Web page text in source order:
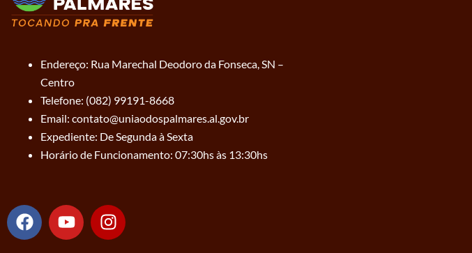
Endereço: Rua Marechal Deodoro da Fonseca, SN –
Centro
Telefone: (082) 99191-8668
Email: contato@uniaodospalmares.al.gov.br
Expediente: De Segunda à Sexta
Horário de Funcionamento: 07:30hs às 13:30hs
F
a
Y
o
I
n